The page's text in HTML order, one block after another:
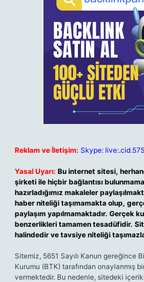
Reklam ve İletişim: Skype:
Yasal Uyarı: Bu internet sitesi,
şirketi ile hiçbir bağlantısı
hazırladığımız makaleler
haber niteliği taşımamakta olup,
paylaşım yapılmamaktadır. Gerçek
benzerlikleri tamamen tesadüfidir.
halindedir ve tavsiye niteliği
Sitemiz, 5651 Sayılı Kanun gereğince
Kurumu (BTK) tarafından onaylanmış
vermektedir. Bu nedenle, sitedeki